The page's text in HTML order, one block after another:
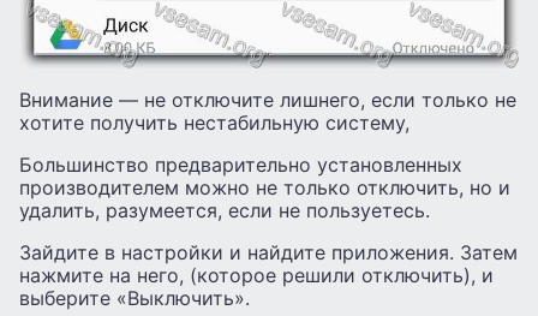
Внимание — не отключите лишнего, если только не
хотите получить нестабильную систему,
Большинство предварительно установленных
производителем можно не только отключить, но и
удалить, разумеется, если не пользуетесь.
Зайдите в настройки и найдите приложения. Затем
нажмите на него, (которое решили отключить), и
выберите «Выключить».